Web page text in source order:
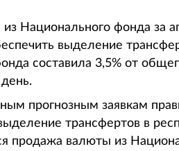
Национального фонда за
выделение
составила 3,5% от
прогнозным заявкам
трансфертов в
продажа валюты из